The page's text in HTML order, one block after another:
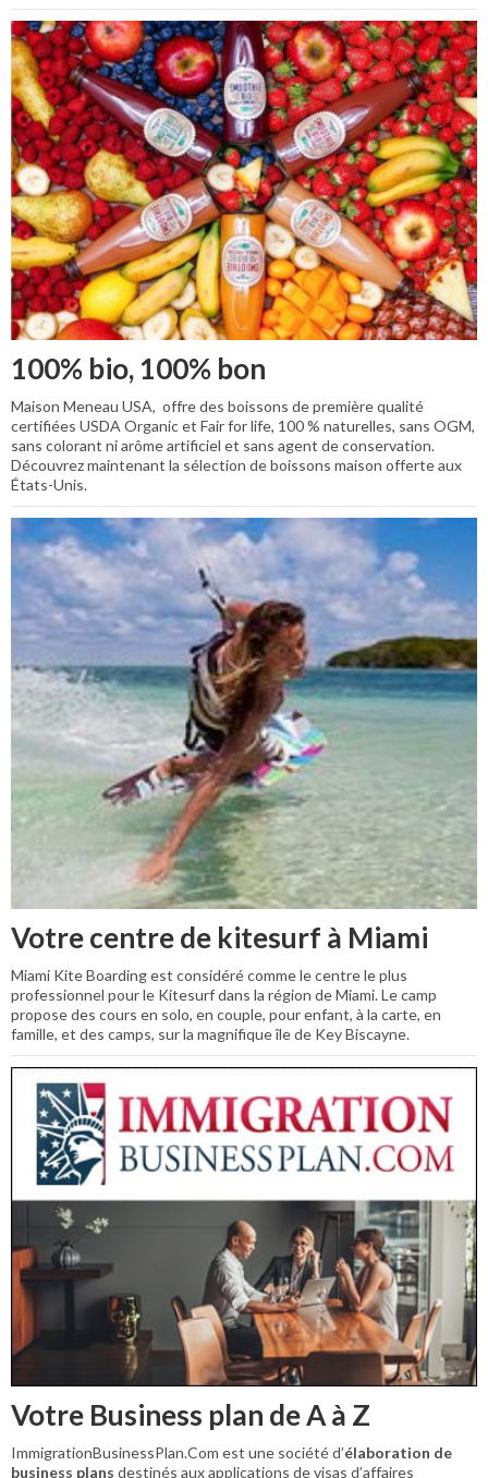
100% bio, 100% bon
Maison Meneau USA, offre des boissons de première qualité
certifiées USDA Organic et Fair for life, 100 % naturelles, sans OGM,
sans colorant ni arôme artificiel et sans agent de conservation.
Découvrez maintenant la sélection de boissons maison offerte aux
États-Unis.
Votre centre de kitesurf à Miami
Miami Kite Boarding est considéré comme le centre le plus
professionnel pour le Kitesurf dans la région de Miami. Le camp
propose des cours en solo, en couple, pour enfant, à la carte, en
famille, et des camps, sur la magnifique île de Key Biscayne.
Votre Business plan de A à Z
ImmigrationBusinessPlan.Com est une société d’élaboration de
business plans destinés aux applications de visas d’affaires